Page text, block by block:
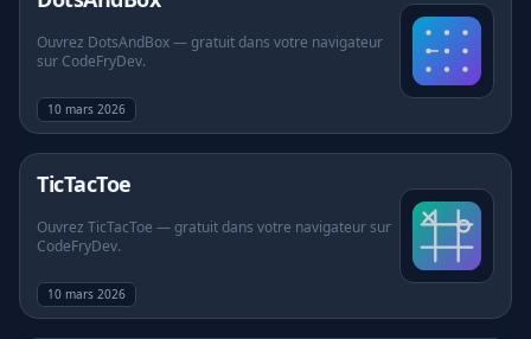
Ouvrez DotsAndBox — gratuit dans votre navigateur
sur CodeFryDev.
10 mars 2026
TicTacToe
Ouvrez TicTacToe — gratuit dans votre navigateur sur
CodeFryDev.
10 mars 2026